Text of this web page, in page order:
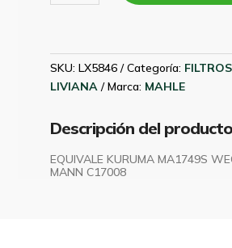
TOYOTA
1.8
HYBRID
EN
ADEL
MAHLE
LX5846
SKU:LX5846 Categoría:
LIVIANA
Marca: MAHLE
Descripción del producto
EQUIVALE KURUMA MA1749S
MANN C17008